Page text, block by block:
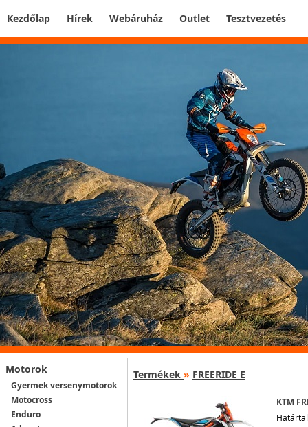
Kezdőlap Hírek Webáruház Outlet Tesztvezetés
Motorok
Gyermek versenymotorok
Motocross
Enduro
Termékek » FREERIDE E
KTM